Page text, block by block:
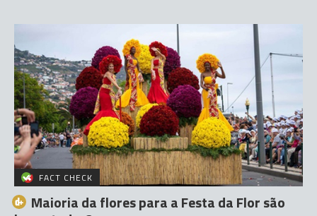
FACT CHECK
Maioria da flores para a Festa da Flor são